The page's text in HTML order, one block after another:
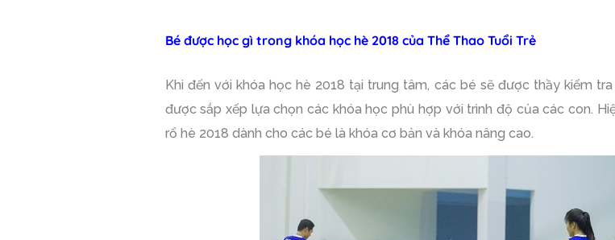
Bé được học gì trong khóa học hè 2018 của Thể Thao Tuổi Trẻ
Khi đến với khóa học hè 2018 tại trung tâm, các bé sẽ được thầy kiểm
được sắp xếp lựa chọn các khóa học phù hợp với trình độ của các con.
rổ hè 2018 dành cho các bé là khóa cơ bản và khóa nâng cao.